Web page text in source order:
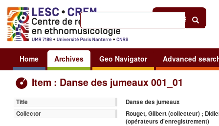
Sign in
Home Archives Geo Navigator Advanced
Item : Danse des jumeaux 001_01
Title
Danse des jumeaux
Collector
Rouget, Gilbert (collecteur) ;
(opérateurs d'enregistrement)